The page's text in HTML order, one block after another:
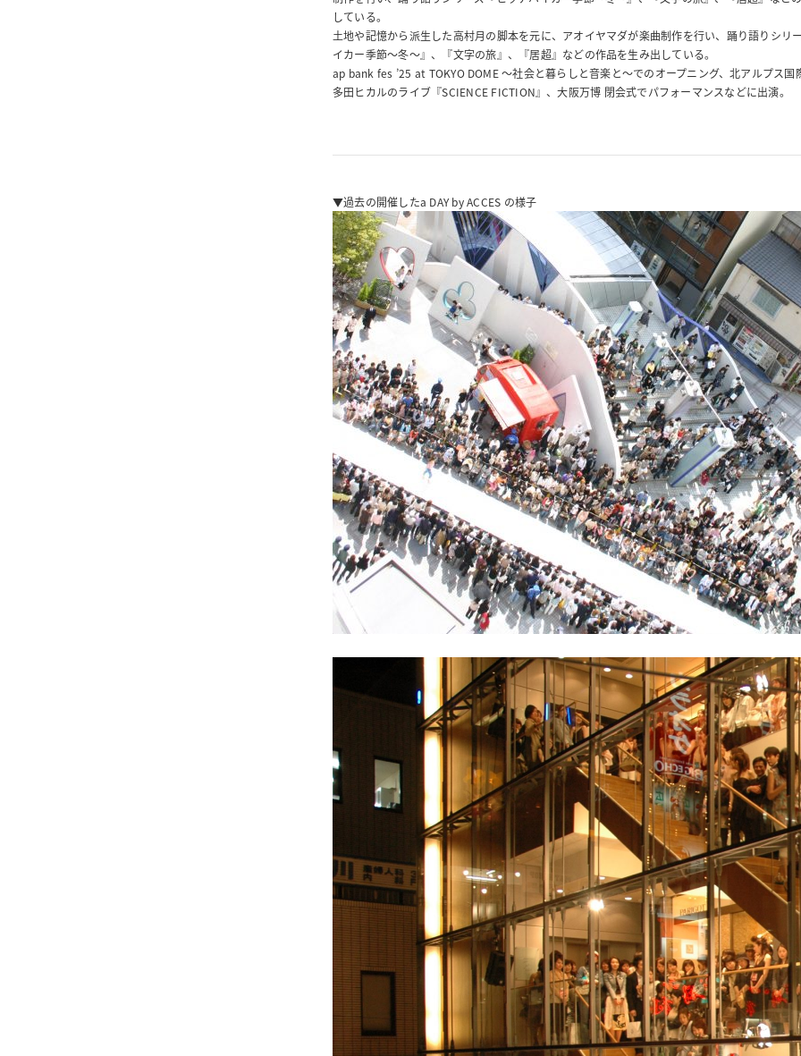
している。
土地や記憶から派生した高村月の脚本を元に、アオイヤマダが楽曲制作を行い、踊り語りシリ
イカー季節～冬～』、『文字の旅』、『居超』などの作品を生み出している。
ap bank fes ’25 at TOKYO DOME ～社会と暮らしと音楽と～でのオープニング、北アルプス国
多田ヒカルのライブ『SCIENCE FICTION』、大阪万博 閉会式でパフォーマンスなどに出演。
▼過去の開催したa DAY by ACCES の様子